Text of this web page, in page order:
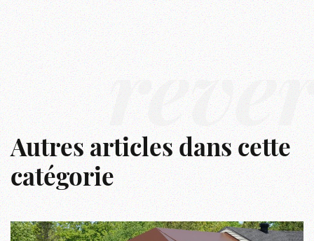
Autres articles dans cette
catégorie